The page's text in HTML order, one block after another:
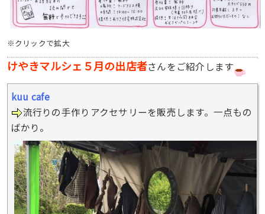
※クリックで拡大
けやきマルシェ５月の出店者さんをご紹介します
kuu cafe
流行りの手作りアクセサリーを販売します。一点もの
ばかり。